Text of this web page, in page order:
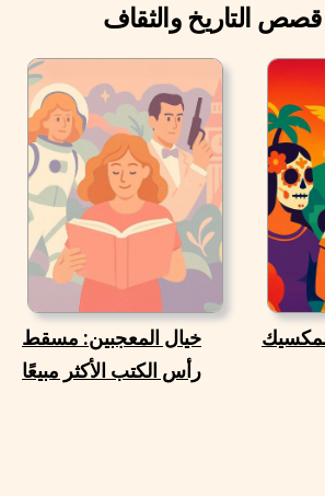
التاريخ والثقاف
خيال المعجبين: مسقط
رأس الكتب الأكثر مبيعًا